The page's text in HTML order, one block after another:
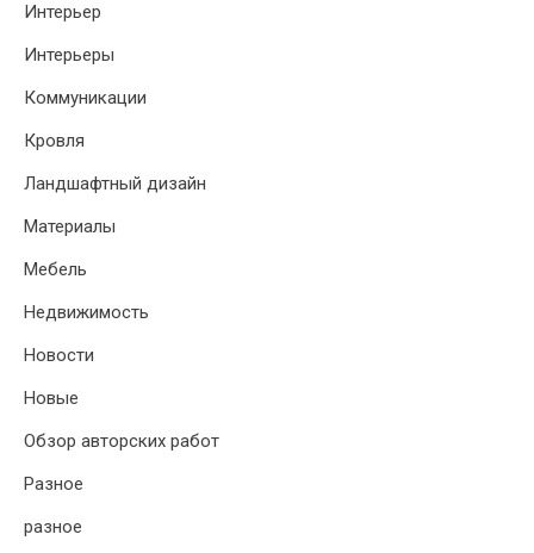
Интерьер
Интерьеры
Коммуникации
Кровля
Ландшафтный дизайн
Материалы
Мебель
Недвижимость
Новости
Новые
Обзор авторских работ
Разное
разное